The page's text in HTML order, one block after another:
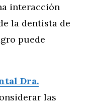
interacción
la dentista de
puede
Dra.
las